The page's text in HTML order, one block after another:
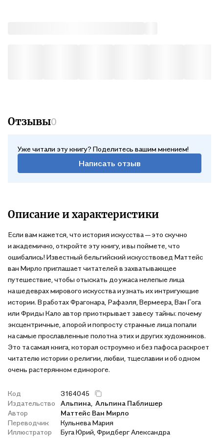
Отзывы0
Уже читали эту книгу? Поделитесь вашим мнением!
Написать отзыв
Описание и характеристики
Если вам кажется, что история искусства — ​это скучно
и академично, откройте эту книгу, и вы поймете, что
ошибались! Известный бельгийский искусствовед Маттейс
ван Мирло приглашает читателей в захватывающее
путешествие, чтобы отыскать до ужаса нелепые лица
на шедеврах мирового искусства и узнать их интригующие
истории. В работах Фрагонара, Рафаэля, Вермеера, Ван Гога
или Фриды Кало автор приоткрывает завесу тайны: почему
эксцентричные, а порой и попросту странные лица попали
на самые прославленные полотна этих и других художников.
Это та самая книга, которая остроумно и без пафоса раскроет
читателю истории о религии, любви, тщеславии и об одном
очень растерянном единороге.
Код
3164045
Издательство
Альпина, Альпина Паблишер
Автор
Маттейс Ван Мирло
Переводчик
Кульнева Мария
Иллюстратор
Буга Юрий, Фридберг Александра